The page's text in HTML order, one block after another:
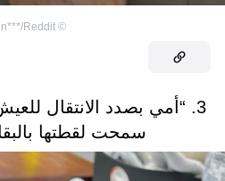
©
Reddit
3. “أمي بصدد الانتقال
سمحت لقطتها